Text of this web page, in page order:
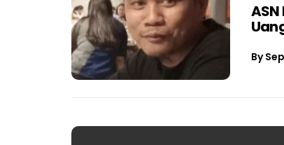
By
Navigasi